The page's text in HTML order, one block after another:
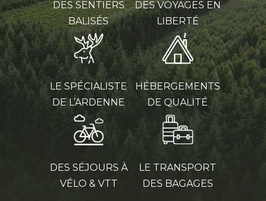
DES SENTIERS
BALISÉS
DES VOYAGES EN
LIBERTÉ
LE SPÉCIALISTE
DE L’ARDENNE
HÉBERGEMENTS
DE QUALITÉ
DES SÉJOURS À
VÉLO & VTT
LE TRANSPORT
DES BAGAGES